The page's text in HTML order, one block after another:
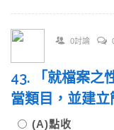
0討論
43. 「就檔案之
當類目，並建
(A)點收